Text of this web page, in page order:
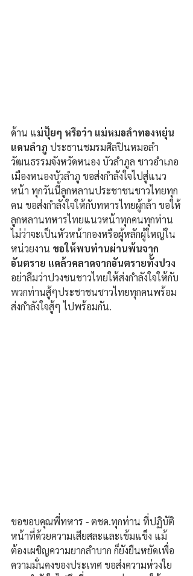
ด้าน แม่ปุ้ยๆ หรือว่า แม่หมอลำทองหยุ่น
แดนลำภู ประธานชมรมศิลปินหมอลำ
วัฒนธรรมจังหวัดหนอง บัวลำภูล ชาวอำเภอ
เมืองหนองบัวลำภู ขอส่งกำลังใจไปสู่แนว
หน้า ทุกวันนี้ลูกหลานประชาชนชาวไทยทุก
คน ขอส่งกำลังใจให้กับทหารไทยผู้กล้า ขอให้
ลูกหลานทหารไทยแนวหน้าทุกคนทุกท่าน
ไม่ว่าจะเป็นหัวหน้ากองหรือผู้หลักผู้ใหญ่ใน
หน่วยงาน ขอให้พบท่านผ่านพ้นจาก
อันตราย แคล้วคลาดจากอันตรายทั้งปวง
อย่าลืมว่าปวงชนชาวไทยให้ส่งกำลังใจให้กับ
พวกท่านสู้ๆประชาชนชาวไทยทุกคนพร้อม
ส่งกำลังใจสู้ๆ ไปพร้อมกัน.
ขอขอบคุณพี่ทหาร - ตชด.ทุกท่าน ที่ปฏิบัติ
หน้าที่ด้วยความเสียสละและเข้มแข็ง แม้
ต้องเผชิญความยากลำบาก ก็ยังยืนหยัดเพื่อ
ความมั่นคงของประเทศ ขอส่งความห่วงใย